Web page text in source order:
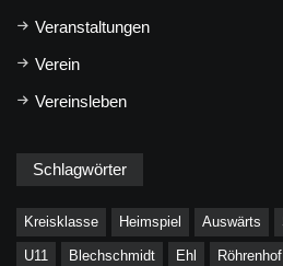
Veranstaltungen
Verein
Vereinsleben
Schlagwörter
Kreisklasse Heimspiel Auswärts
U11 Blechschmidt Ehl Röhrenhof